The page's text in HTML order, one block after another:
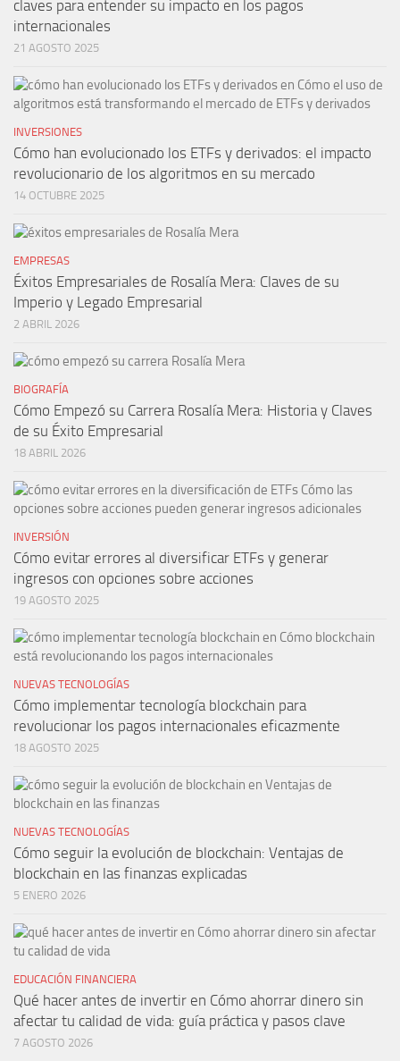
claves para entender su impacto en los pagos
internacionales
21 AGOSTO 2025
INVERSIONES
Cómo han evolucionado los ETFs y derivados: el impacto
revolucionario de los algoritmos en su mercado
14 OCTUBRE 2025
EMPRESAS
Éxitos Empresariales de Rosalía Mera: Claves de su
Imperio y Legado Empresarial
2 ABRIL 2026
BIOGRAFÍA
Cómo Empezó su Carrera Rosalía Mera: Historia y Claves
de su Éxito Empresarial
18 ABRIL 2026
INVERSIÓN
Cómo evitar errores al diversificar ETFs y generar
ingresos con opciones sobre acciones
19 AGOSTO 2025
NUEVAS TECNOLOGÍAS
Cómo implementar tecnología blockchain para
revolucionar los pagos internacionales eficazmente
18 AGOSTO 2025
NUEVAS TECNOLOGÍAS
Cómo seguir la evolución de blockchain: Ventajas de
blockchain en las finanzas explicadas
5 ENERO 2026
EDUCACIÓN FINANCIERA
Qué hacer antes de invertir en Cómo ahorrar dinero sin
afectar tu calidad de vida: guía práctica y pasos clave
7 AGOSTO 2026